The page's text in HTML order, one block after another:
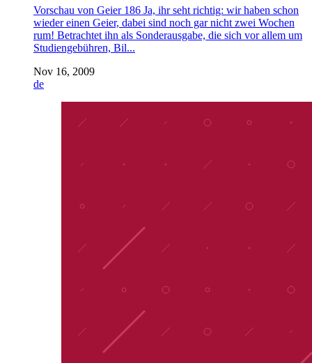
Vorschau von Geier 186 Ja, ihr seht richtig: wir haben schon
wieder einen Geier, dabei sind noch gar nicht zwei Wochen
rum! Betrachtet ihn als Sonderausgabe, die sich vor allem um
Studiengebühren, Bil...
Nov 16, 2009
de